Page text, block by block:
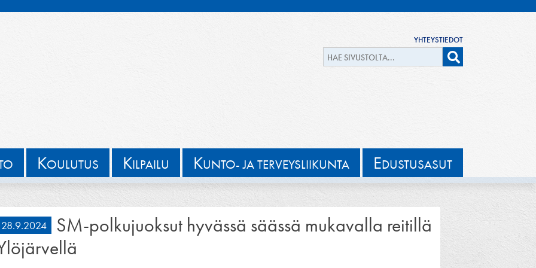
YHTEYSTIEDOT
KOULUTUS KILPAILU KUNTO- JA TERVEYSLIIKUNTA EDUSTUSASUT
28.9.2024
SM-polkujuoksut hyvässä säässä mukavalla reitillä